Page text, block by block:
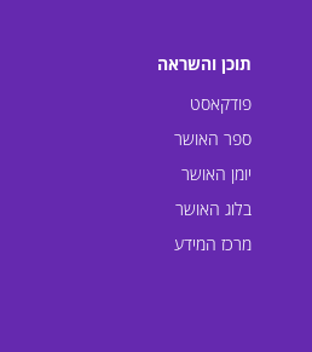
תוכן והשראה
פודקאסט
ספר האושר
יומן האושר
בלוג האושר
מרכז המידע